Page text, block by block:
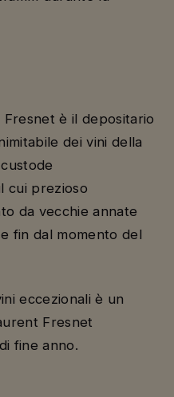
è il depositario
dei vini della
cui prezioso
da vecchie annate
fin dal momento del
eccezionali è un
Fresnet
fine anno.